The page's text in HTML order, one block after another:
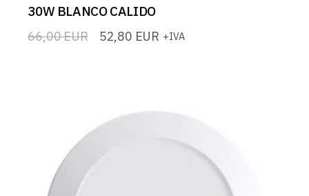
30W BLANCO CALIDO
66,00EUR
El 52,80 EUR
El +IVA